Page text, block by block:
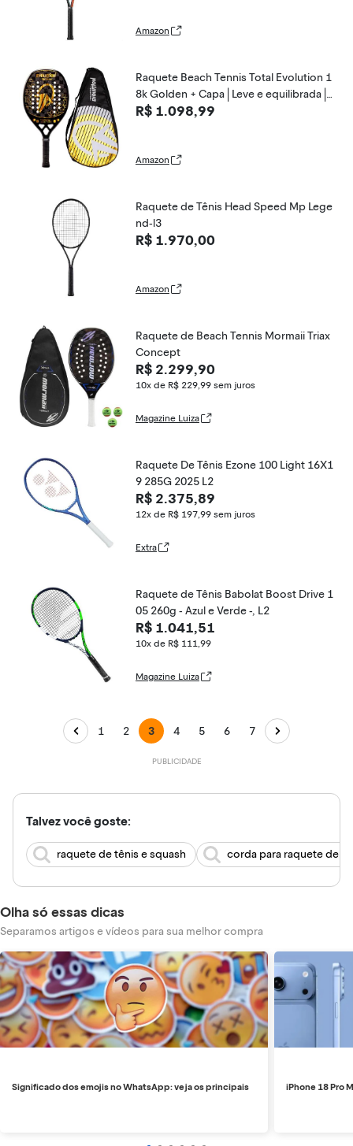
Amazon
Raquete Beach Tennis Total Evolution 1
8k Golden + Capa | Leve e equilibrada |
1 ano de garantia
R$ 1.098,99
Amazon
Raquete de Tênis Head Speed Mp Lege
nd-l3
R$ 1.970,00
Amazon
Raquete de Beach Tennis Mormaii Triax
Concept
R$ 2.299,90
10x de R$ 229,99 sem juros
Magazine Luiza
Raquete De Tênis Ezone 100 Light 16X1
9 285G 2025 L2
R$ 2.375,89
12x de R$ 197,99 sem juros
Extra
Raquete de Tênis Babolat Boost Drive 1
05 260g - Azul e Verde -, L2
R$ 1.041,51
10x de R$ 111,99
Magazine Luiza
1 2 3 4 5 6 7
Talvez você goste:
raquete de tênis e squash corda para raquete de
Olha só essas dicas
Separamos artigos e vídeos para sua melhor compra
Significado dos emojis no WhatsApp: veja os principais iPhone 18 Pro